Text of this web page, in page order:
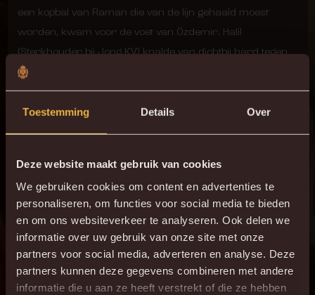
Toestemming Details Over
Deze website maakt gebruik van cookies
We gebruiken cookies om content en advertenties te
personaliseren, om functies voor social media te bieden
en om ons websiteverkeer te analyseren. Ook delen we
informatie over uw gebruik van onze site met onze
partners voor social media, adverteren en analyse. Deze
partners kunnen deze gegevens combineren met andere
informatie die u aan ze heeft verstrekt of die ze hebben
een kopbal van Raman die van de lijn gehaald moest
worden, kwam voor de voet van Özdemir. Halil
(Sterkhouder bij Jong KV) knalde van dichtbij hard tegen
de lat.
DAN TOCH ÖZDEMIR
helft van Heist en vond Özdemir met een mooie pass met
de wreef. Halil draaide mooi weg van zijn man, zette zich
door in de zestien en kon knap scoren met een lage
schuiver.
RAMAN NET NIET